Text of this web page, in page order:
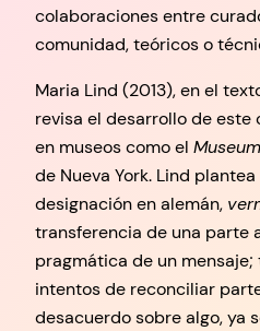
colaboraciones entre
comunidad, teóricos o
Maria Lind (2013), en el
revisa el desarrollo de
en museos como el
de Nueva York. Lind
designación en alemán,
transferencia de una parte
pragmática de un
intentos de reconciliar
desacuerdo sobre algo, ya